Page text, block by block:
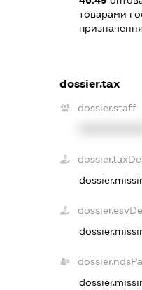
товарами
призначення
dossier.tax
dossier.staff